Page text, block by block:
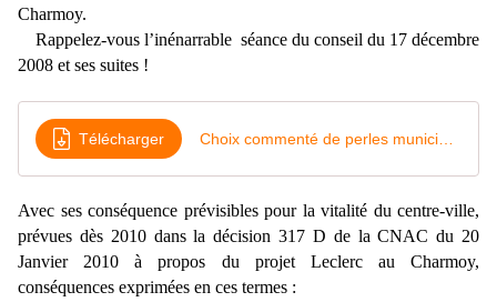
Charmoy.
Rappelez-vous l’inénarrable séance du conseil du 17 décembre
2008 et ses suites !
Télécharger
Avec ses conséquence prévisibles pour la vitalité du centre-ville,
prévues dès 2010 dans la décision 317 D de la CNAC du 20
Janvier 2010 à propos du projet Leclerc au Charmoy,
conséquences exprimées en ces termes :